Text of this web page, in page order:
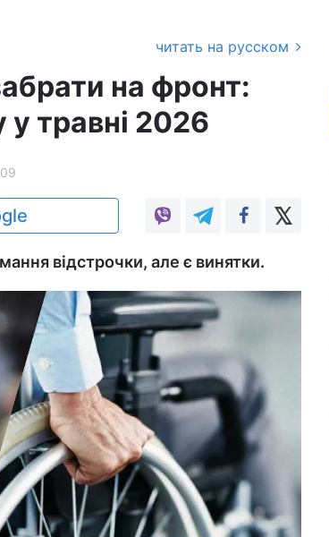
читать на русском
на фронт:
у травні 2026
відстрочки, але є винятки.